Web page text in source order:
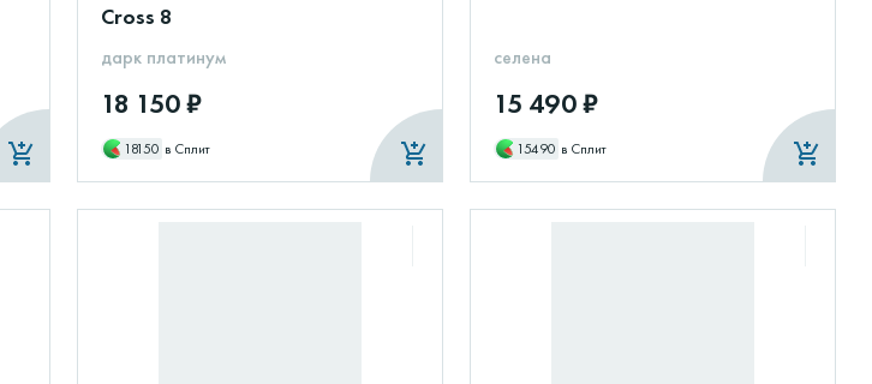
Cross 8
дарк платинум
18 150 ₽
18150 в Сплит
селена
15 490 ₽
15490 в Сплит